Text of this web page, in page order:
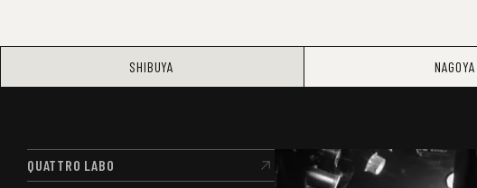
SHIBUYA NAGOYA
QUATTRO LABO
QUATTRO LABO